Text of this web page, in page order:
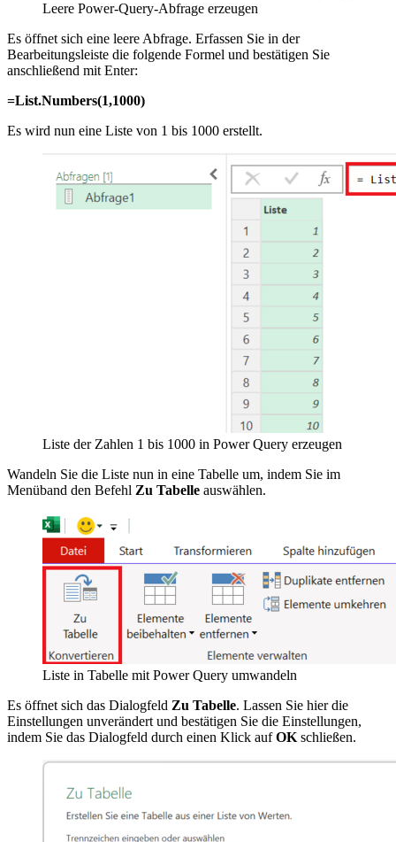
Leere Power-Query-Abfrage erzeugen
Es öffnet sich eine leere Abfrage. Erfassen Sie in der
Bearbeitungsleiste die folgende Formel und bestätigen Sie
anschließend mit Enter:
=List.Numbers(1,1000)
Es wird nun eine Liste von 1 bis 1000 erstellt.
Liste der Zahlen 1 bis 1000 in Power Query erzeugen
Wandeln Sie die Liste nun in eine Tabelle um, indem Sie im
Menüband den Befehl Zu Tabelle auswählen.
Liste in Tabelle mit Power Query umwandeln
Es öffnet sich das Dialogfeld Zu Tabelle. Lassen Sie hier die
Einstellungen unverändert und bestätigen Sie die Einstellungen,
indem Sie das Dialogfeld durch einen Klick aufOK schließen.